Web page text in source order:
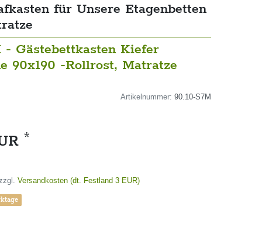
für Unsere Etagenbetten
- Gästebettkasten Kiefer
90x190 -Rollrost, Matratze
Artikelnummer: 90.10-S7M
*
Versandkosten (dt. Festland 3 EUR)